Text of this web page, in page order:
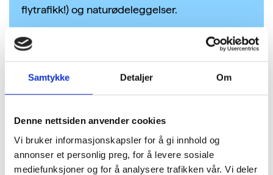
Samtykke Detaljer Om
Denne nettsiden anvender cookies
Vi bruker informasjonskapsler for å gi innhold og
annonser et personlig preg, for å levere sosiale
mediefunksjoner og for å analysere trafikken vår. Vi deler
flytrafikk!) og naturødeleggelser.
Sammen med
UiA, GoForIT, Tietoevry Creat
og
til samtale
selv, og hvordan den kan bidra til å skape et
bærekraftig samfunn.StatssekretærSigrun
miljødepartementet svarer på hvordan
regjeringen legger til rette for bærekraftig
digitalisering.